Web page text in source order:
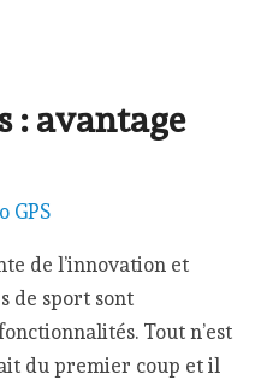
: avantage
de l’innovation et
de sport sont
Tout n’est
du premier coup et il